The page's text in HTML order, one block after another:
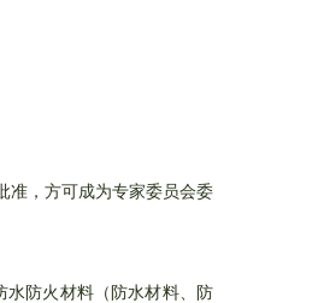
准，方可成为专家委员会委
水防火材料（防水材料、防